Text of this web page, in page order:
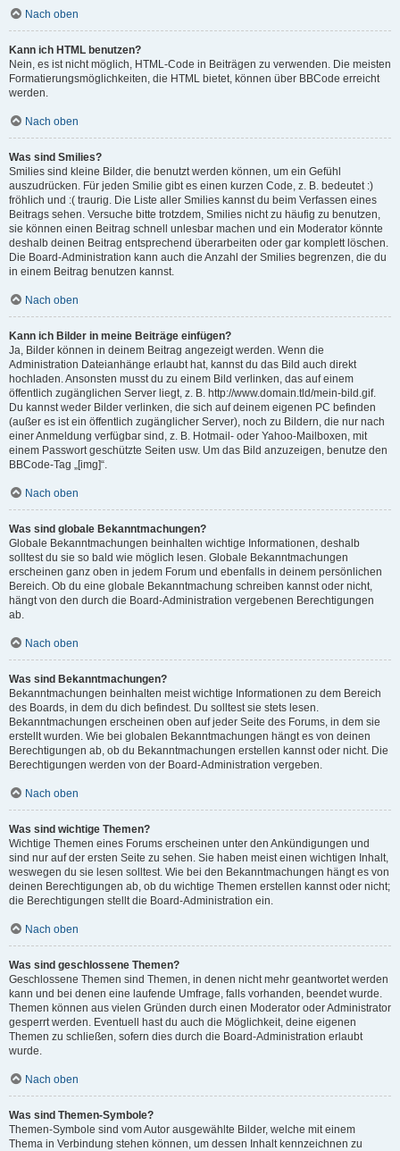
Nach oben
Kann ich HTML benutzen?
Nein, es ist nicht möglich, HTML-Code in Beiträgen zu verwenden. Die meisten
Formatierungsmöglichkeiten, die HTML bietet, können über BBCode erreicht
werden.
Nach oben
Was sind Smilies?
Smilies sind kleine Bilder, die benutzt werden können, um ein Gefühl
auszudrücken. Für jeden Smilie gibt es einen kurzen Code, z. B. bedeutet :)
fröhlich und :( traurig. Die Liste aller Smilies kannst du beim Verfassen eines
Beitrags sehen. Versuche bitte trotzdem, Smilies nicht zu häufig zu benutzen,
sie können einen Beitrag schnell unlesbar machen und ein Moderator könnte
deshalb deinen Beitrag entsprechend überarbeiten oder gar komplett löschen.
Die Board-Administration kann auch die Anzahl der Smilies begrenzen, die du
in einem Beitrag benutzen kannst.
Nach oben
Kann ich Bilder in meine Beiträge einfügen?
Ja, Bilder können in deinem Beitrag angezeigt werden. Wenn die
Administration Dateianhänge erlaubt hat, kannst du das Bild auch direkt
hochladen. Ansonsten musst du zu einem Bild verlinken, das auf einem
öffentlich zugänglichen Server liegt, z. B. http://www.domain.tld/mein-bild.gif.
Du kannst weder Bilder verlinken, die sich auf deinem eigenen PC befinden
(außer es ist ein öffentlich zugänglicher Server), noch zu Bildern, die nur nach
einer Anmeldung verfügbar sind, z. B. Hotmail- oder Yahoo-Mailboxen, mit
einem Passwort geschützte Seiten usw. Um das Bild anzuzeigen, benutze den
BBCode-Tag „[img]“.
Nach oben
Was sind globale Bekanntmachungen?
Globale Bekanntmachungen beinhalten wichtige Informationen, deshalb
solltest du sie so bald wie möglich lesen. Globale Bekanntmachungen
erscheinen ganz oben in jedem Forum und ebenfalls in deinem persönlichen
Bereich. Ob du eine globale Bekanntmachung schreiben kannst oder nicht,
hängt von den durch die Board-Administration vergebenen Berechtigungen
ab.
Nach oben
Was sind Bekanntmachungen?
Bekanntmachungen beinhalten meist wichtige Informationen zu dem Bereich
des Boards, in dem du dich befindest. Du solltest sie stets lesen.
Bekanntmachungen erscheinen oben auf jeder Seite des Forums, in dem sie
erstellt wurden. Wie bei globalen Bekanntmachungen hängt es von deinen
Berechtigungen ab, ob du Bekanntmachungen erstellen kannst oder nicht. Die
Berechtigungen werden von der Board-Administration vergeben.
Nach oben
Was sind wichtige Themen?
Wichtige Themen eines Forums erscheinen unter den Ankündigungen und
sind nur auf der ersten Seite zu sehen. Sie haben meist einen wichtigen Inhalt,
weswegen du sie lesen solltest. Wie bei den Bekanntmachungen hängt es von
deinen Berechtigungen ab, ob du wichtige Themen erstellen kannst oder nicht;
die Berechtigungen stellt die Board-Administration ein.
Nach oben
Was sind geschlossene Themen?
Geschlossene Themen sind Themen, in denen nicht mehr geantwortet werden
kann und bei denen eine laufende Umfrage, falls vorhanden, beendet wurde.
Themen können aus vielen Gründen durch einen Moderator oder Administrator
gesperrt werden. Eventuell hast du auch die Möglichkeit, deine eigenen
Themen zu schließen, sofern dies durch die Board-Administration erlaubt
wurde.
Nach oben
Was sind Themen-Symbole?
Themen-Symbole sind vom Autor ausgewählte Bilder, welche mit einem
Thema in Verbindung stehen können, um dessen Inhalt kennzeichnen zu